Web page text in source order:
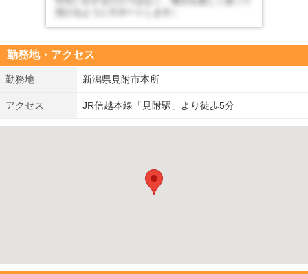
頂けるようにサポートします♪
勤務地・アクセス
勤務地 新潟県見附市本所
アクセス JR信越本線「見附駅」より徒歩5分